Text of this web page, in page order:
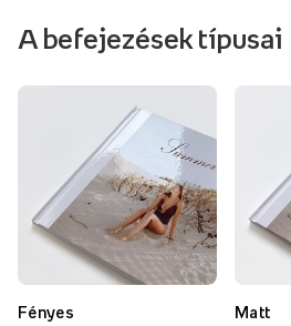
A befejezések típusai
Fényes
Matt